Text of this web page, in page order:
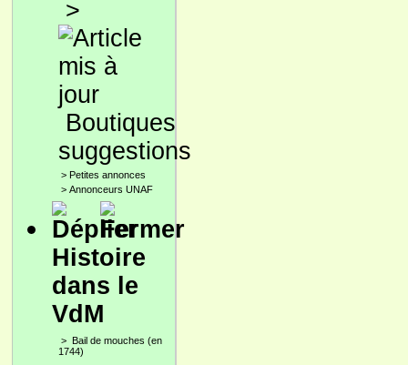
>
Boutiques
suggestions
> Petites annonces
> Annonceurs UNAF
Histoire
dans le
VdM
> Bail de mouches (en
1744)